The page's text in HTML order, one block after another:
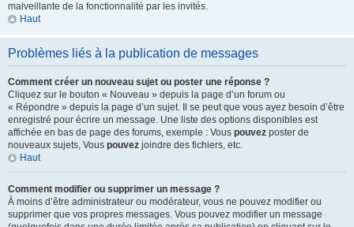
malveillante de la fonctionnalité par les invités.
Haut
Problèmes liés à la publication de messages
Comment créer un nouveau sujet ou poster une réponse ?
Cliquez sur le bouton « Nouveau » depuis la page d’un forum ou
« Répondre » depuis la page d’un sujet. Il se peut que vous ayez besoin d’être
enregistré pour écrire un message. Une liste des options disponibles est
affichée en bas de page des forums, exemple : Vous pouvez poster de
nouveaux sujets, Vous pouvez joindre des fichiers, etc.
Haut
Comment modifier ou supprimer un message ?
À moins d’être administrateur ou modérateur, vous ne pouvez modifier ou
supprimer que vos propres messages. Vous pouvez modifier un message